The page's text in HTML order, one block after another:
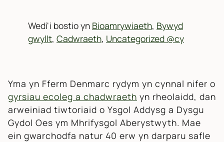
Wedi'i bostio yn Bioamrywiaeth, Bywyd
gwyllt, Cadwraeth, Uncategorized @cy
Yma yn Fferm Denmarc rydym yn cynnal nifer o
gyrsiau ecoleg a chadwraeth yn rheolaidd, dan
arweiniad tiwtoriaid o Ysgol Addysg a Dysgu
Gydol Oes ym Mhrifysgol Aberystwyth. Mae
ein gwarchodfa natur 40 erw yn darparu safle